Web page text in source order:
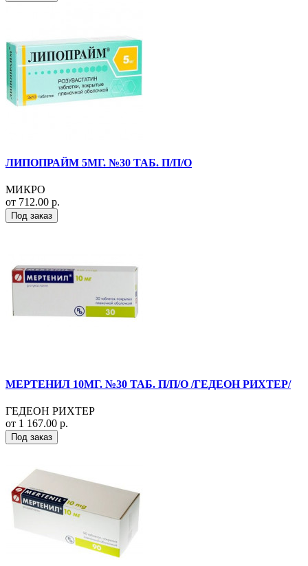
ЛИПОПРАЙМ 5МГ. №30 ТАБ. П/П/О
МИКРО
от 712.00 р.
Под заказ
МЕРТЕНИЛ 10МГ. №30 ТАБ. П/П/О /ГЕДЕОН РИХТЕР/
ГЕДЕОН РИХТЕР
от 1 167.00 р.
Под заказ